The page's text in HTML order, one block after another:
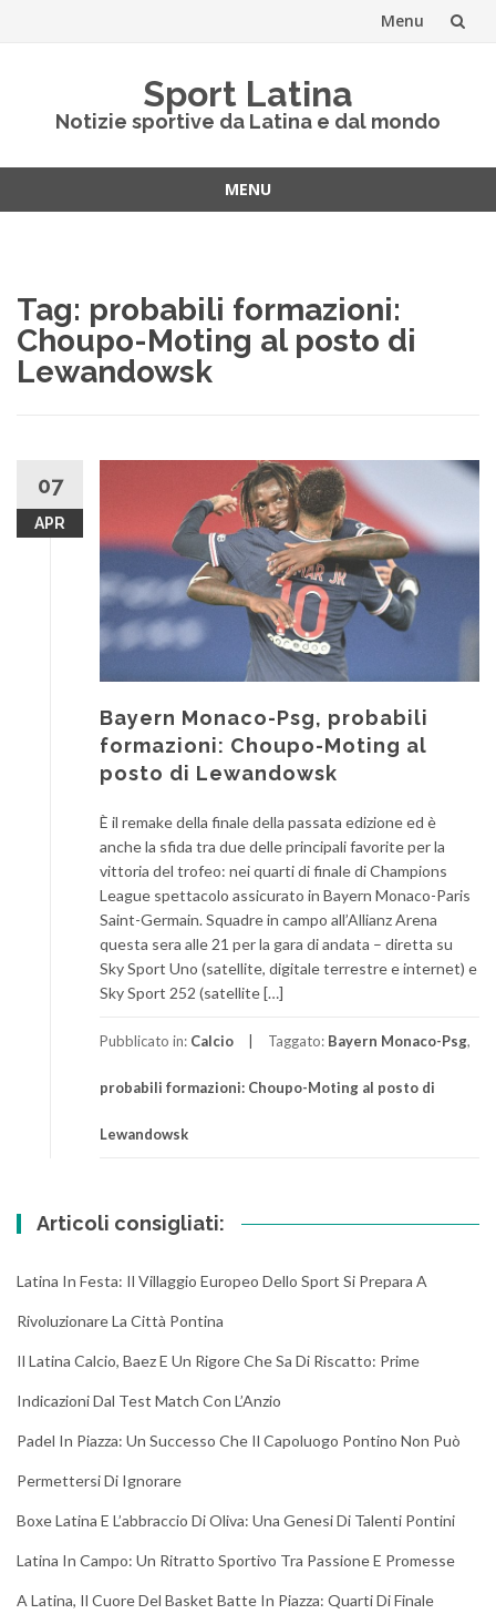
Menu
Sport Latina
Notizie sportive da Latina e dal mondo
MENU
Tag: probabili formazioni:
Choupo-Moting al posto di
Lewandowsk
07
APR
Bayern Monaco-Psg, probabili
formazioni: Choupo-Moting al
posto di Lewandowsk
È il remake della finale della passata edizione ed è
anche la sfida tra due delle principali favorite per la
vittoria del trofeo: nei quarti di finale di Champions
League spettacolo assicurato in Bayern Monaco-Paris
Saint-Germain. Squadre in campo all’Allianz Arena
questa sera alle 21 per la gara di andata – diretta su
Sky Sport Uno (satellite, digitale terrestre e internet) e
Sky Sport 252 (satellite […]
Pubblicato in: Calcio Taggato: Bayern Monaco-Psg,
probabili formazioni: Choupo-Moting al posto di
Lewandowsk
Articoli consigliati:
Latina In Festa: Il Villaggio Europeo Dello Sport Si Prepara A
Rivoluzionare La Città Pontina
Il Latina Calcio, Baez E Un Rigore Che Sa Di Riscatto: Prime
Indicazioni Dal Test Match Con L’Anzio
Padel In Piazza: Un Successo Che Il Capoluogo Pontino Non Può
Permettersi Di Ignorare
Boxe Latina E L’abbraccio Di Oliva: Una Genesi Di Talenti Pontini
Latina In Campo: Un Ritratto Sportivo Tra Passione E Promesse
A Latina, Il Cuore Del Basket Batte In Piazza: Quarti Di Finale